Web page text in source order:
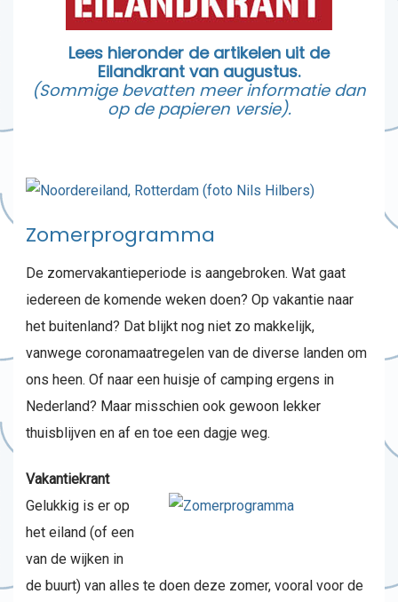
Lees hieronder de artikelen uit de
Eilandkrant van augustus.
(Sommige bevatten meer informatie dan
op de papieren versie).
Zomerprogramma
De zomervakantieperiode is aangebroken. Wat gaat
iedereen de komende weken doen? Op vakantie naar
het buitenland? Dat blijkt nog niet zo makkelijk,
vanwege coronamaatregelen van de diverse landen om
ons heen. Of naar een huisje of camping ergens in
Nederland? Maar misschien ook gewoon lekker
thuisblijven en af en toe een dagje weg.
Vakantiekrant
Gelukkig is er op
het eiland (of een
van de wijken in
de buurt) van alles te doen deze zomer, vooral voor de